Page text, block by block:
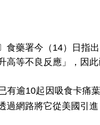
食藥署今（14）日指
高等不良反應」，因此
有逾10起因吸食卡痛
過網路將它從美國引